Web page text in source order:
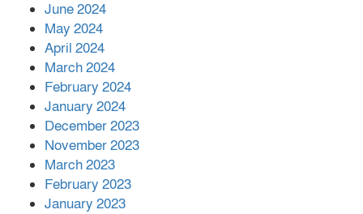
June 2024
May 2024
April 2024
March 2024
February 2024
January 2024
December 2023
November 2023
March 2023
February 2023
January 2023